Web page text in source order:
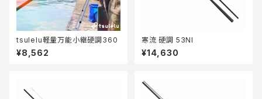
tsulelu軽量万能小継硬調360
¥8,562
寒流 硬調 53NI
¥14,630